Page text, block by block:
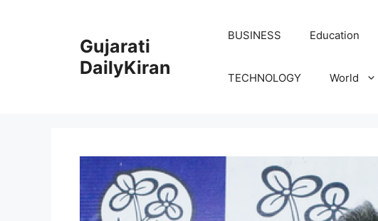
Gujarati
DailyKiran
BUSINESS Education
TECHNOLOGY World